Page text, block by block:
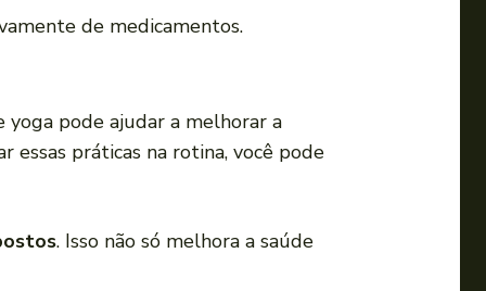
n
t
de medicamentos.
yoga pode ajudar a melhorar a
essas práticas na rotina, você pode
. Isso não só melhora a saúde